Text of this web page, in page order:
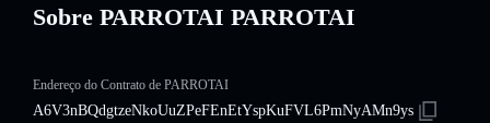
Sobre PARROTAI PARROTAI
Endereço do Contrato de PARROTAI
A6V3nBQdgtzeNkoUuZPeFEnEtYspKuFVL6PmNyAMn9ys